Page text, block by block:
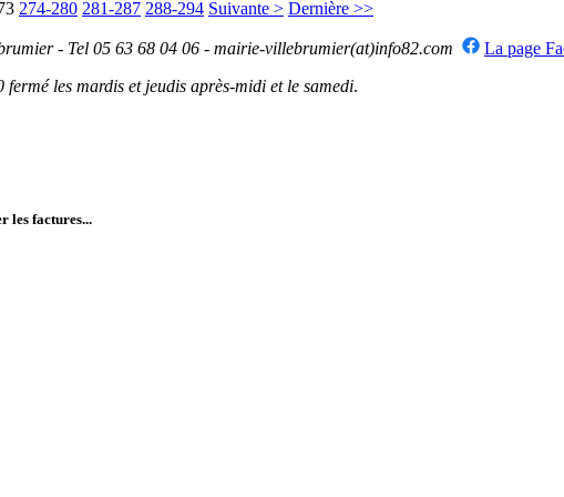
274-280 281-287 288-294 Suivante > Dernière >>
- Tel 05 63 68 04 06 - mairie-villebrumier(at)info82.com
La page
les mardis et jeudis après-midi et le samedi.
les factures...